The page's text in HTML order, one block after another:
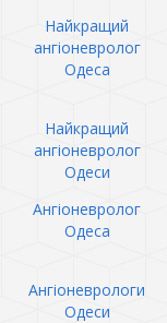
Найкращий
ангіоневролог
Одеса
Найкращий
ангіоневролог
Одеси
Ангіоневролог
Одеса
Ангіоневрологи
Одеси